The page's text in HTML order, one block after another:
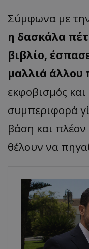
Σύμφωνα με
η δασκάλα
βιβλίο,
μαλλιά άλλου
εκφοβισμός
συμπεριφορά
βάση και
θέλουν να